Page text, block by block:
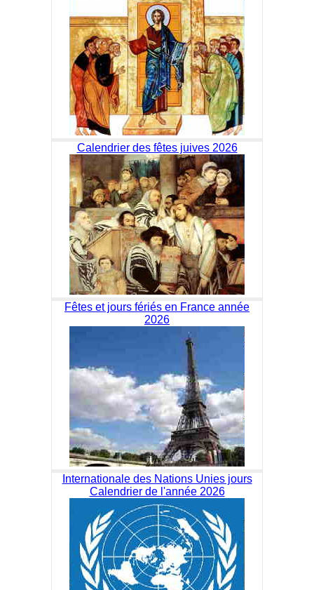
Calendrier des fêtes juives 2026
Fêtes et jours fériés en France année
2026
Internationale des Nations Unies jours
Calendrier de l'année 2026